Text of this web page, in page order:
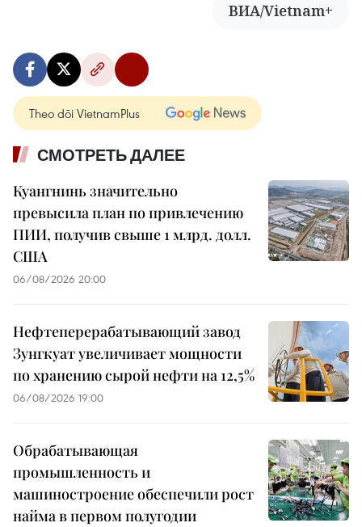
ВИА/Vietnam+
Theo dõi VietnamPlus
СМОТРЕТЬ ДАЛЕЕ
Куангнинь значительно
превысила план по привлечению
ПИИ, получив свыше 1 млрд. долл.
США
06/08/2026 20:00
Нефтеперерабатывающий завод
Зунгкуат увеличивает мощности
по хранению сырой нефти на 12,5%
06/08/2026 19:00
Обрабатывающая
промышленность и
машиностроение обеспечили рост
найма в первом полугодии